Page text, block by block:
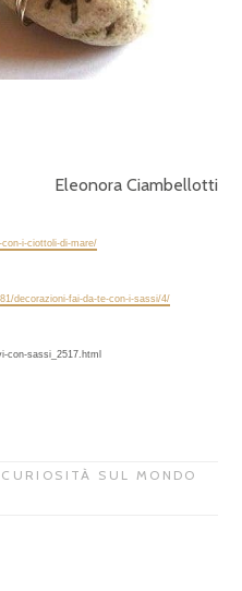
Eleonora Ciambellotti
i-ciottoli-di-mare/
decorazioni-fai-da-te-con-i-sassi/4/
con-sassi_2517.html
SUL MONDO